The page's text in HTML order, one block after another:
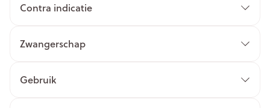
Contra indicatie
Zwangerschap
Gebruik